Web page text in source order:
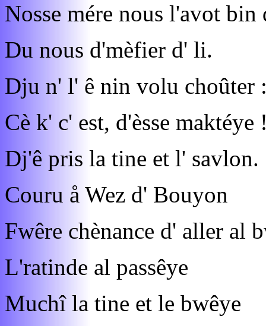
Nosse mére nous l'avot bin
Du nous d'mèfier d' li.
Dju n' l' ê nin volu choûter
Cè k' c' est, d'èsse maktéye
Dj'ê pris la tine et l' savlon.
Couru å Wez d' Bouyon
Fwêre chènance d' aller al
L'ratinde al passêye
Muchî la tine et le bwêye